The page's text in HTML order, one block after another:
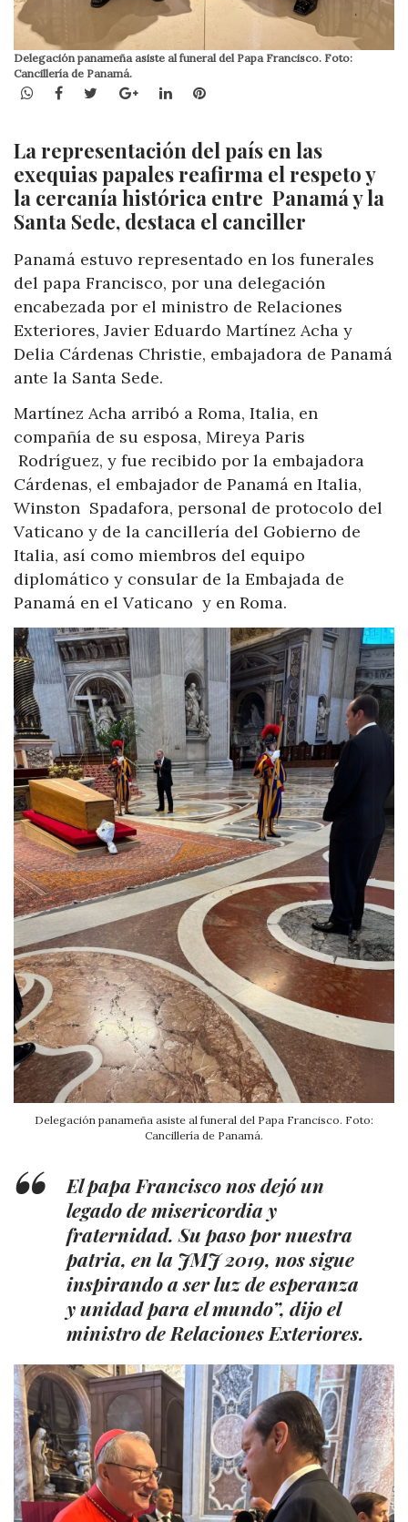
Delegación panameña asiste al funeral del Papa Francisco. Foto:
Cancillería de Panamá.
WhatsApp
Facebook
TwitterGoogle+LinkedInPinterest
La representación del país en las
exequias papales reafirma el respeto y
la cercanía histórica entre Panamá y la
Santa Sede, destaca el canciller
Panamá estuvo representado en los funerales
del papa Francisco, por una delegación
encabezada por el ministro de Relaciones
Exteriores, Javier Eduardo Martínez Acha y
Delia Cárdenas Christie, embajadora de Panamá
ante la Santa Sede.
Martínez Acha arribó a Roma, Italia, en
compañía de su esposa, Mireya Paris
Rodríguez, y fue recibido por la embajadora
Cárdenas, el embajador de Panamá en Italia,
Winston Spadafora, personal de protocolo del
Vaticano y de la cancillería del Gobierno de
Italia, así como miembros del equipo
diplomático y consular de la Embajada de
Panamá en el Vaticano y en Roma.
Delegación panameña asiste al funeral del Papa Francisco. Foto:
Cancillería de Panamá.
El papa Francisco nos dejó un
legado de misericordia y
fraternidad. Su paso por nuestra
patria, en la JMJ 2019, nos sigue
inspirando a ser luz de esperanza
y unidad para el mundo”, dijo el
ministro de Relaciones Exteriores.